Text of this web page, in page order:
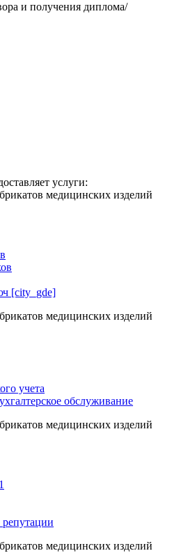
и получения диплома/
услуги:
[city_gde]
учета
обслуживание